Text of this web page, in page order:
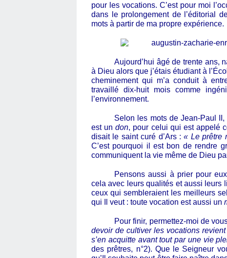
pour les vocations. C’est pour moi
dans le prolongement de l’éditorial
mots à partir de ma propre expérience.
Aujourd’hui âgé de trente ans,
à Dieu alors que j’étais étudiant à
cheminement qui m’a conduit à
travaillé dix-huit mois comme
l’environnement.
Selon les mots de Jean-Paul
est un don, pour celui qui est appelé
disait le saint curé d’Ars : « Le prêtre
C’est pourquoi il est bon de rendre
communiquent la vie même de Dieu
Pensons aussi à prier pour
cela avec leurs qualités et aussi leurs
ceux qui sembleraient les meilleurs
qui Il veut : toute vocation est aussi un
Pour finir, permettez-moi de
devoir de cultiver les vocations
s’en acquitte avant tout par une vie
des prêtres, n°2). Que le Seigneur